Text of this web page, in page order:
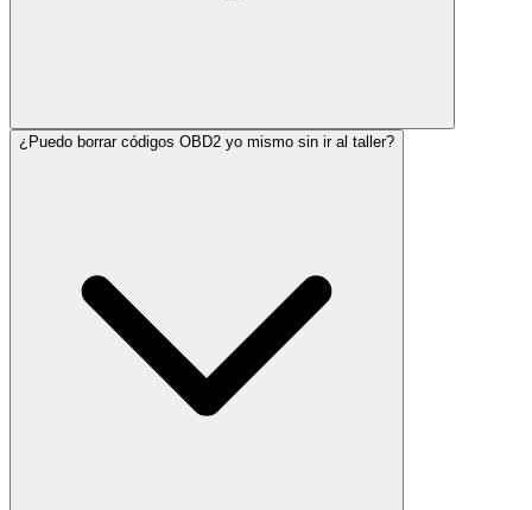
¿Puedo borrar códigos OBD2 yo mismo sin ir al taller?